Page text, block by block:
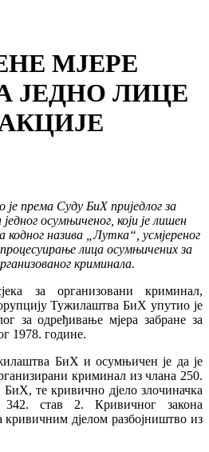
МЈЕРЕ
ЈЕДНО ЛИЦЕ
према Суду БиХ приједлог за
осумњиченог, који је лишен
кодног назива „Лутка“, усмјереног
лица осумњичених за
криминала.
за организовани криминал,
Тужилаштва БиХ упутио је
за одређивање мјера забране за
1978. године.
БиХ и осумњичен је да је
криминал из члана 250.
те кривично дјело злочиначка
342. став 2. Кривичног закона
дјелом разбојништво из